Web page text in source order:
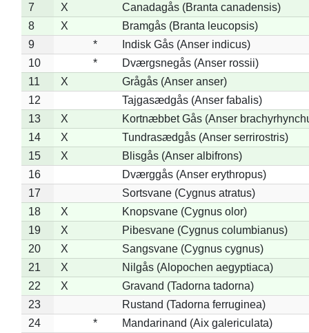
7
X
Canadagås (Branta canadensis)
8
X
Bramgås (Branta leucopsis)
9
*
Indisk Gås (Anser indicus)
10
*
Dværgsnegås (Anser rossii)
11
X
Grågås (Anser anser)
12
Tajgasædgås (Anser fabalis)
13
X
Kortnæbbet Gås (Anser
14
X
Tundrasædgås (Anser serrirostris)
15
X
Blisgås (Anser albifrons)
16
Dværggås (Anser erythropus)
17
Sortsvane (Cygnus atratus)
18
X
Knopsvane (Cygnus olor)
19
X
Pibesvane (Cygnus columbianus)
20
X
Sangsvane (Cygnus cygnus)
21
X
Nilgås (Alopochen aegyptiaca)
22
X
Gravand (Tadorna tadorna)
23
Rustand (Tadorna ferruginea)
24
*
Mandarinand (Aix galericulata)